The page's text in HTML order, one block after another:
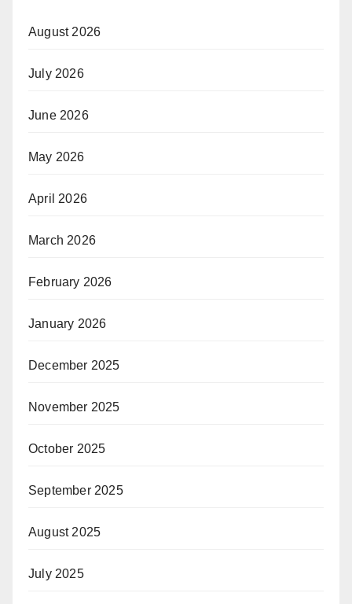
August 2026
July 2026
June 2026
May 2026
April 2026
March 2026
February 2026
January 2026
December 2025
November 2025
October 2025
September 2025
August 2025
July 2025